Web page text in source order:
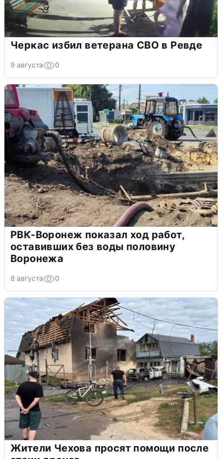
Черкас избил ветерана СВО в Ревде
9 августа 0
РВК-Воронеж показал ход работ,
оставивших без воды половину
Воронежа
8 августа 0
Жители Чехова просят помощи после